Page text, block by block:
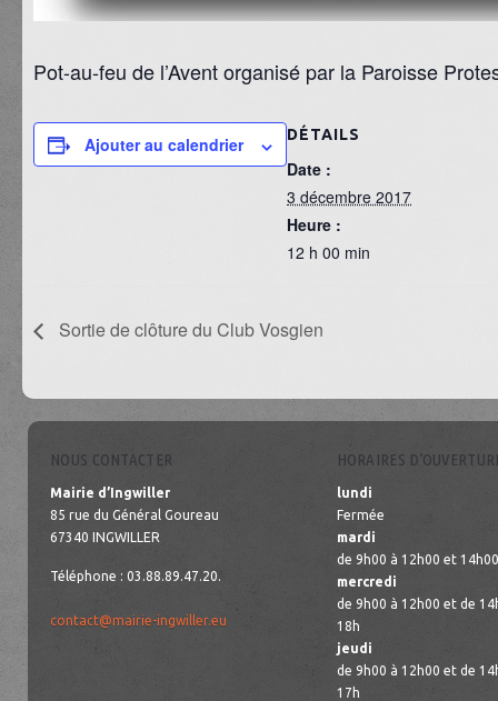
Pot-au-feu de l’Avent organisé par la Paroisse
Ajouter au calendrier DÉTAILS
Date :
3 décembre 2017
Heure :
12 h 00 min
Sortie de clôture du Club Vosgien
NOUS CONTACTER
Mairie d’Ingwiller
85 rue du Général Goureau
67340 INGWILLER
Téléphone : 03.88.89.47.20.
contact@mairie-ingwiller.eu
HORAIRES
lundi
Fermée
mardi
de 9h00 à 12h00 et
mercredi
de 9h00 à 12h00 et de
18h
jeudi
de 9h00 à 12h00 et de
17h